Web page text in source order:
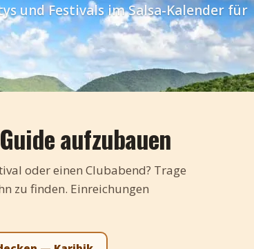
und Festivals im Salsa-Kalender für
aufzubauen
oder einen Clubabend? Trage
zu finden. Einreichungen